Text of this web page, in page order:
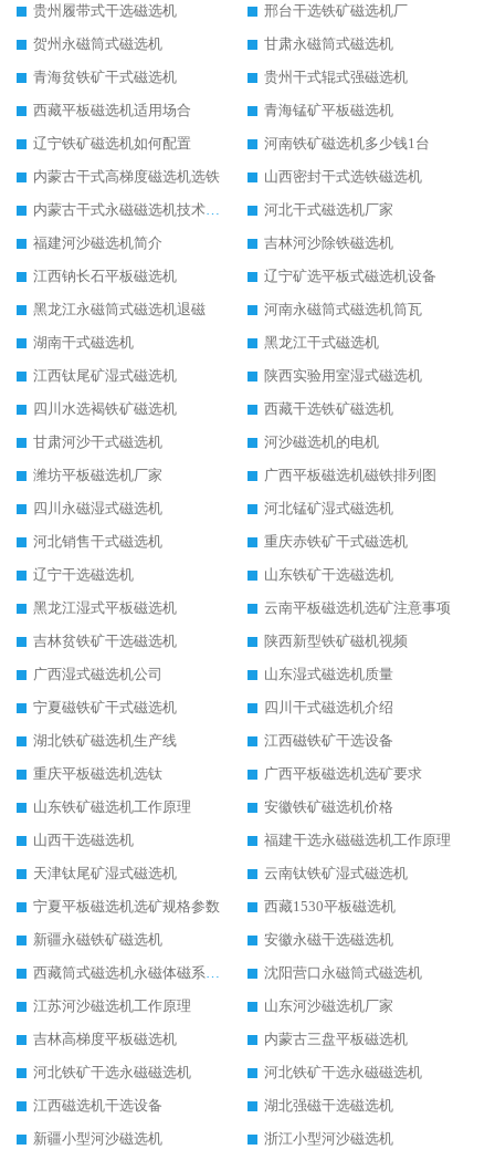
贵州履带式干选磁选机
邢台干选铁矿磁选机厂
贺州永磁筒式磁选机
甘肃永磁筒式磁选机
青海贫铁矿干式磁选机
贵州干式辊式强磁选机
西藏平板磁选机适用场合
青海锰矿平板磁选机
辽宁铁矿磁选机如何配置
河南铁矿磁选机多少钱1台
内蒙古干式高梯度磁选机选铁
山西密封干式选铁磁选机
内蒙古干式永磁磁选机技术要求
河北干式磁选机厂家
福建河沙磁选机简介
吉林河沙除铁磁选机
江西钠长石平板磁选机
辽宁矿选平板式磁选机设备
黑龙江永磁筒式磁选机退磁
河南永磁筒式磁选机筒瓦
湖南干式磁选机
黑龙江干式磁选机
江西钛尾矿湿式磁选机
陕西实验用室湿式磁选机
四川水选褐铁矿磁选机
西藏干选铁矿磁选机
甘肃河沙干式磁选机
河沙磁选机的电机
潍坊平板磁选机厂家
广西平板磁选机磁铁排列图
四川永磁湿式磁选机
河北锰矿湿式磁选机
河北销售干式磁选机
重庆赤铁矿干式磁选机
辽宁干选磁选机
山东铁矿干选磁选机
黑龙江湿式平板磁选机
云南平板磁选机选矿注意事项
吉林贫铁矿干选磁选机
陕西新型铁矿磁机视频
广西湿式磁选机公司
山东湿式磁选机质量
宁夏磁铁矿干式磁选机
四川干式磁选机介绍
湖北铁矿磁选机生产线
江西磁铁矿干选设备
重庆平板磁选机选钛
广西平板磁选机选矿要求
山东铁矿磁选机工作原理
安徽铁矿磁选机价格
山西干选磁选机
福建干选永磁磁选机工作原理
天津钛尾矿湿式磁选机
云南钛铁矿湿式磁选机
宁夏平板磁选机选矿规格参数
西藏1530平板磁选机
新疆永磁铁矿磁选机
安徽永磁干选磁选机
西藏筒式磁选机永磁体磁系设计
沈阳营口永磁筒式磁选机
江苏河沙磁选机工作原理
山东河沙磁选机厂家
吉林高梯度平板磁选机
内蒙古三盘平板磁选机
河北铁矿干选永磁磁选机
河北铁矿干选永磁磁选机
江西磁选机干选设备
湖北强磁干选磁选机
新疆小型河沙磁选机
浙江小型河沙磁选机